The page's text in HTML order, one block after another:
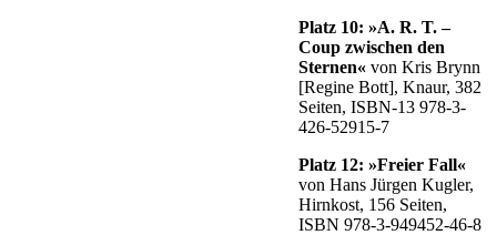
Platz 10: »A. R. T. –
Coup zwischen den
Sternen« von Kris Brynn
[Regine Bott], Knaur, 382
Seiten, ISBN-13 978-3-
426-52915-7
Platz 12: »Freier Fall«
von Hans Jürgen Kugler,
Hirnkost, 156 Seiten,
ISBN 978-3-949452-46-8